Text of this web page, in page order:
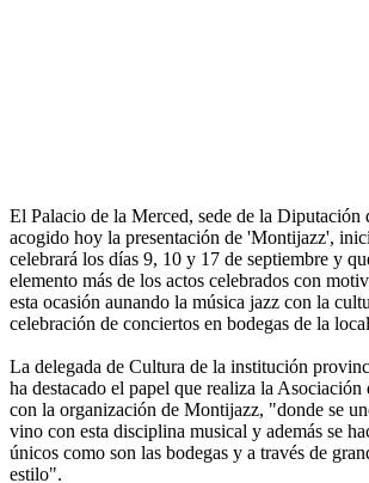
El Palacio de la Merced, sede de la Diputación
acogido hoy la presentación de 'Montijazz',
celebrará los días 9, 10 y 17 de septiembre y
elemento más de los actos celebrados con
esta ocasión aunando la música jazz con la
celebración de conciertos en bodegas de la
La delegada de Cultura de la institución
ha destacado el papel que realiza la
con la organización de Montijazz, "donde se
vino con esta disciplina musical y además se
únicos como son las bodegas y a través de
estilo".